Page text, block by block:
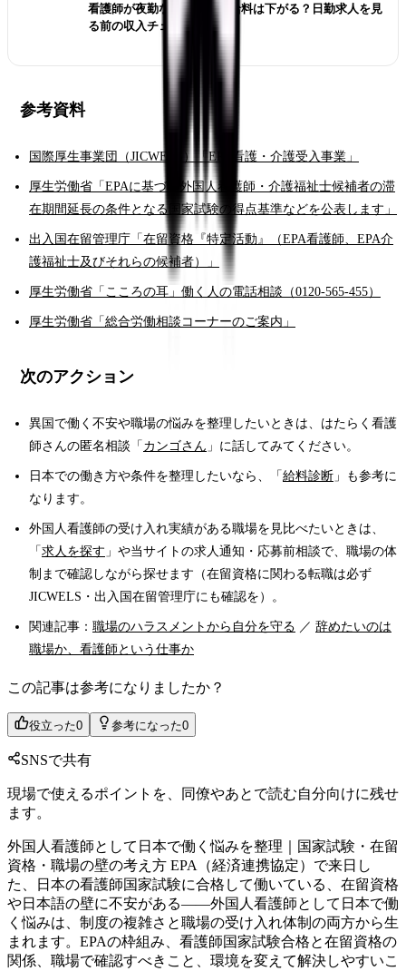
看護師が夜勤なしにすると給料は下がる？日勤求人を見
る前の収入チェック
参考資料
国際厚生事業団（JICWELS）「EPA看護・介護受入事業」
厚生労働省「EPAに基づく外国人看護師・介護福祉士候補者の滞
在期間延長の条件となる国家試験の得点基準などを公表します」
出入国在留管理庁「在留資格『特定活動』（EPA看護師、EPA介
護福祉士及びそれらの候補者）」
厚生労働省「こころの耳」働く人の電話相談（0120-565-455）
厚生労働省「総合労働相談コーナーのご案内」
次のアクション
異国で働く不安や職場の悩みを整理したいときは、はたらく看護
師さんの匿名相談「 カンゴさん 」に話してみてください。
日本での働き方や条件を整理したいなら、「 給料診断 」も参考に
なります。
外国人看護師の受け入れ実績がある職場を見比べたいときは、
「 求人を探す 」や当サイトの求人通知・応募前相談で、職場の体
制まで確認しながら探せます（在留資格に関わる転職は必ず
JICWELS・出入国在留管理庁にも確認を）。
関連記事： 職場のハラスメントから自分を守る ／ 辞めたいのは
職場か、看護師という仕事か
この記事は参考になりましたか？
役立った0 参考になった0
SNSで共有
現場で使えるポイントを、同僚やあとで読む自分向けに残せ
ます。
外国人看護師として日本で働く悩みを整理｜国家試験・在留
資格・職場の壁の考え方 EPA（経済連携協定）で来日し
た、日本の看護師国家試験に合格して働いている、在留資格
や日本語の壁に不安がある——外国人看護師として日本で働
く悩みは、制度の複雑さと職場の受け入れ体制の両方から生
まれます。EPAの枠組み、看護師国家試験合格と在留資格の
関係、職場で確認すべきこと、環境を変えて解決しやすいこ